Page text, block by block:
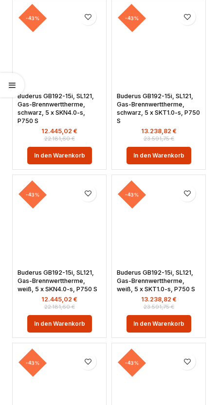
-43%
Buderus GB192-15i, SL121,
Gas-Brennwerttherme,
schwarz, 5 x SKN4.0-s,
P750 S
22.181,60€
12.445,02 €
In den Warenkorb
-43%
Buderus GB192-15i, SL121,
Gas-Brennwerttherme,
schwarz, 5 x SKT1.0-s, P750
S
23.591,75€
13.238,82 €
In den Warenkorb
-43%
Buderus GB192-15i, SL121,
Gas-Brennwerttherme,
weiß, 5 x SKN4.0-s, P750 S
22.181,60€
12.445,02 €
In den Warenkorb
-43%
Buderus GB192-15i, SL121,
Gas-Brennwerttherme,
weiß, 5 x SKT1.0-s, P750 S
23.591,75€
13.238,82 €
In den Warenkorb
-43% -43%